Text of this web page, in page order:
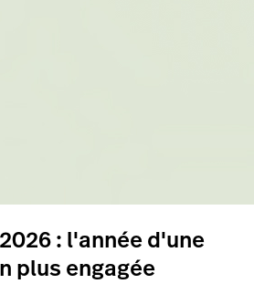
: l'année d'une
plus engagée